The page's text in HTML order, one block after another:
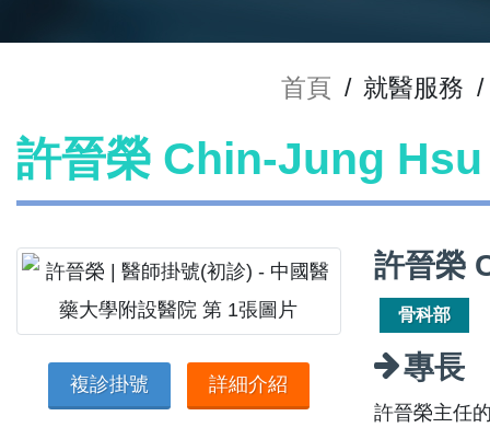
首頁 / 就醫服務 /
許晉榮 Chin-Jung
複診掛號 詳細介紹
許晉榮
骨科部
專長
許晉榮主任